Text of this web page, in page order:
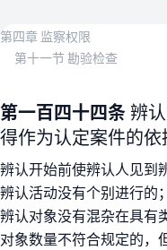
第四章 监察权限
第十一节 勘验检查
第一百四十四条辨
得作为认定案件的依
辨认开始前使辨认人见到
辨认活动没有个别进行的；
辨认对象没有混杂在具有
对象数量不符合规定的，